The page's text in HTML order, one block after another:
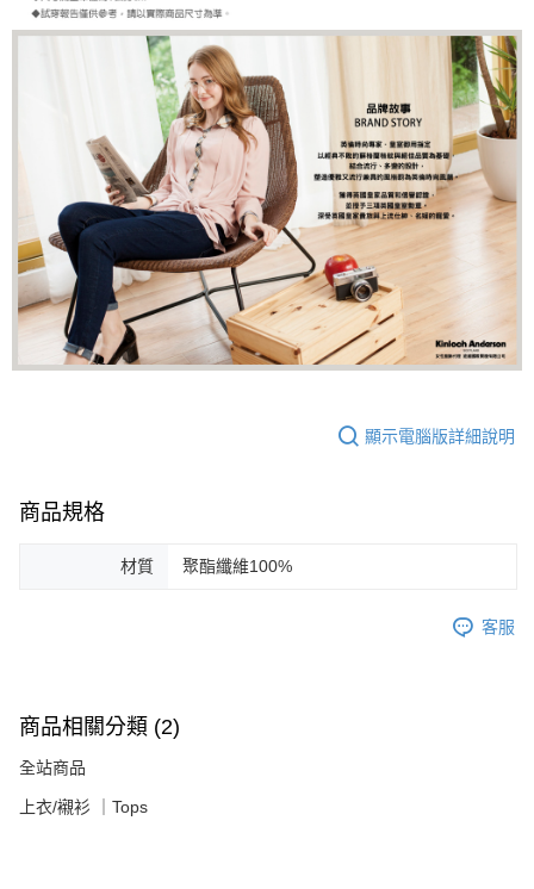
顯示電腦版詳細說明
商品規格
材質 聚酯纖維100%
客服
商品相關分類 (2)
全站商品
上衣/襯衫 ｜Tops